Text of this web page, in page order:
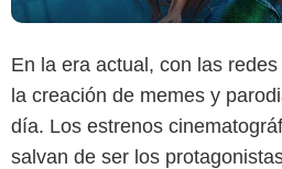
En la era actual, con las
la creación de memes y
día. Los estrenos
salvan de ser los